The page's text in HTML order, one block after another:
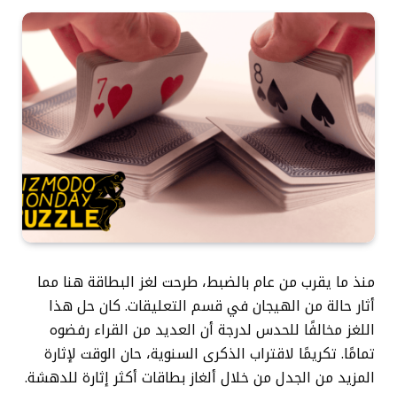
منذ ما يقرب من عام بالضبط، طرحت لغز البطاقة هنا مما
أثار حالة من الهيجان في قسم التعليقات. كان حل هذا
اللغز مخالفًا للحدس لدرجة أن العديد من القراء رفضوه
تمامًا. تكريمًا لاقتراب الذكرى السنوية، حان الوقت لإثارة
المزيد من الجدل من خلال ألغاز بطاقات أكثر إثارة للدهشة.